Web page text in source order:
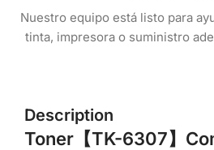
Nuestro equipo está listo para
tinta, impresora o suministro
Description
Toner 【TK-6307】